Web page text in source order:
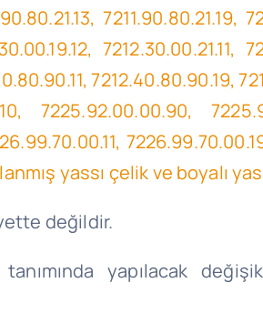
7211.90.80.21.19,
7212.30.00.21.11,
7212.40.80.90.19,
7225.92.00.00.90,
yassı çelik ve boyalı
değildir.
yapılacak